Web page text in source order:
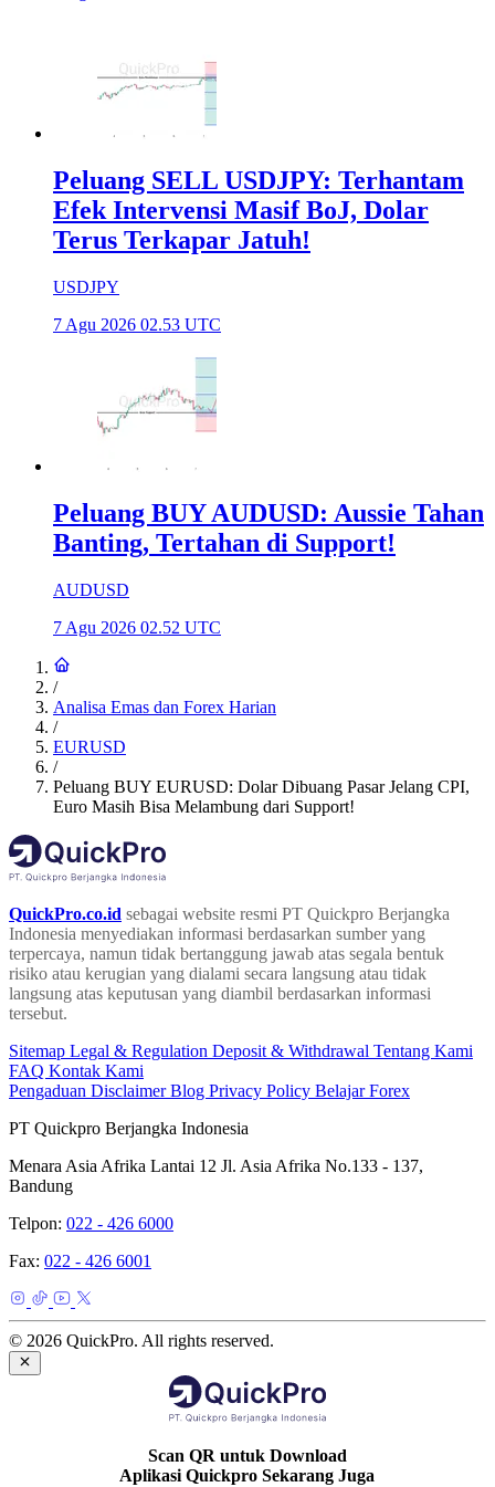
Peluang SELL USDJPY: Terhantam
Efek Intervensi Masif BoJ, Dolar
Terus Terkapar Jatuh!
USDJPY
7 Agu 2026 02.53 UTC
Peluang BUY AUDUSD: Aussie Tahan
Banting, Tertahan di Support!
AUDUSD
7 Agu 2026 02.52 UTC
/
Analisa Emas dan Forex Harian
/
EURUSD
/
Peluang BUY EURUSD: Dolar Dibuang Pasar Jelang CPI,
Euro Masih Bisa Melambung dari Support!
QuickPro.co.id sebagai website resmi PT Quickpro Berjangka
Indonesia menyediakan informasi berdasarkan sumber yang
terpercaya, namun tidak bertanggung jawab atas segala bentuk
risiko atau kerugian yang dialami secara langsung atau tidak
langsung atas keputusan yang diambil berdasarkan informasi
tersebut.
Sitemap Legal & Regulation Deposit & Withdrawal Tentang Kami
FAQ Kontak Kami
Pengaduan DisclaimerBlog Privacy Policy Belajar Forex
PT Quickpro Berjangka Indonesia
Menara Asia Afrika Lantai 12 Jl. Asia Afrika No.133 - 137,
Bandung
Telpon: 022 - 426 6000
Fax: 022 - 426 6001
© 2026 QuickPro. All rights reserved.
Scan QR untuk Download
Aplikasi Quickpro Sekarang Juga